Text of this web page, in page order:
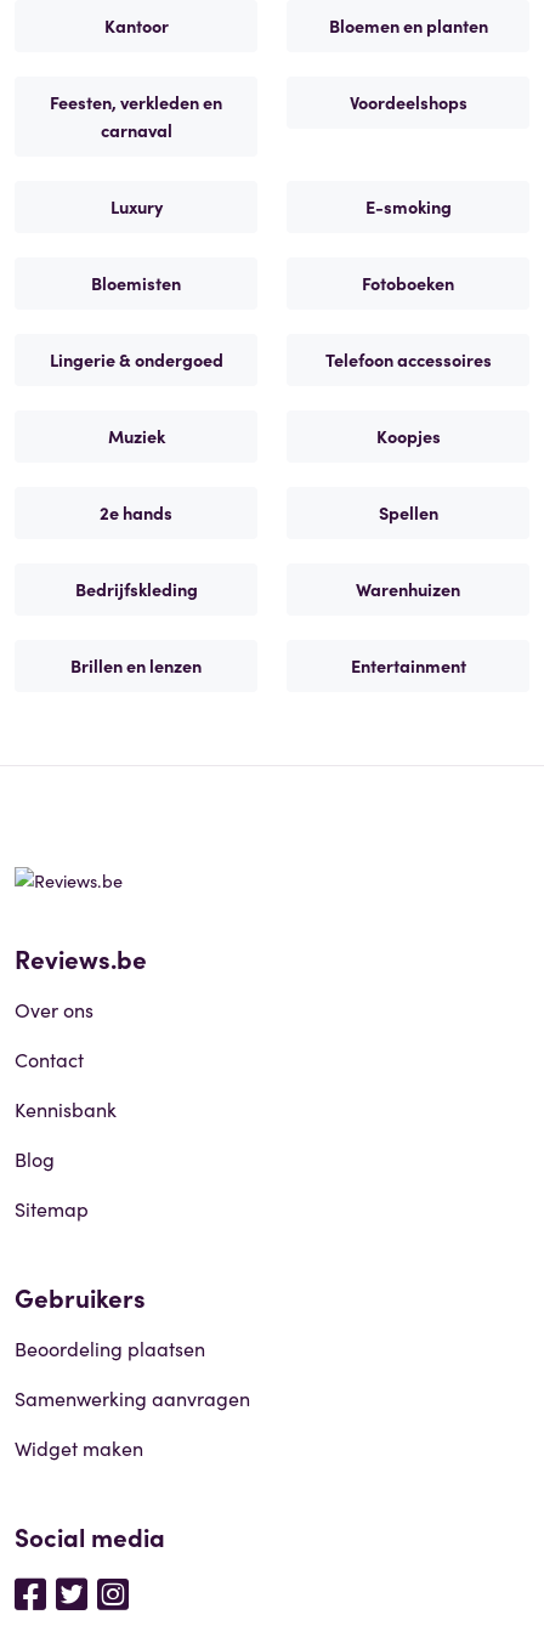
Kantoor Bloemen en planten
Feesten, verkleden en
carnaval
Voordeelshops
Luxury E-smoking
Bloemisten Fotoboeken
Lingerie & ondergoed Telefoon accessoires
Muziek Koopjes
2e hands Spellen
Bedrijfskleding Warenhuizen
Brillen en lenzen Entertainment
Reviews.be
Over ons
Contact
Kennisbank
Blog
Sitemap
Gebruikers
Beoordeling plaatsen
Samenwerking aanvragen
Widget maken
Social media